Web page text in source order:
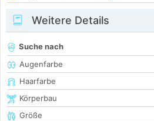
Weitere Details
Suche nach
Augenfarbe
Haarfarbe
Körperbau
Größe